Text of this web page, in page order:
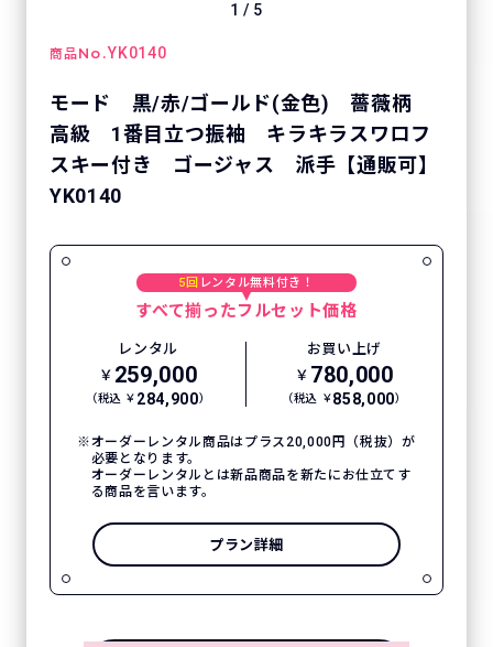
1 / 5
商品No.YK0140
モード 黒/赤/ゴールド(金色) 薔薇柄
高級 1番目立つ振袖 キラキラスワロフ
スキー付き ゴージャス 派手【通販可】
YK0140
5回 レンタル無料付き！
すべて揃ったフルセット価格
レンタル
￥ 259,000
（税込 ￥ 284,900）
お買い上げ
￥ 780,000
（税込 ￥858,000）
オーダーレンタル商品はプラス20,000円（税抜）が
必要となります。
オーダーレンタルとは新品商品を新たにお仕立てす
る商品を言います。
プラン詳細